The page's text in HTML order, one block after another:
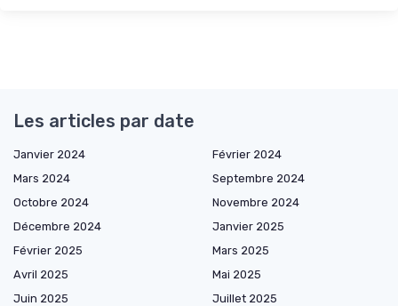
Les articles par date
Janvier 2024
Février 2024
Mars 2024
Septembre 2024
Octobre 2024
Novembre 2024
Décembre 2024
Janvier 2025
Février 2025
Mars 2025
Avril 2025
Mai 2025
Juin 2025
Juillet 2025